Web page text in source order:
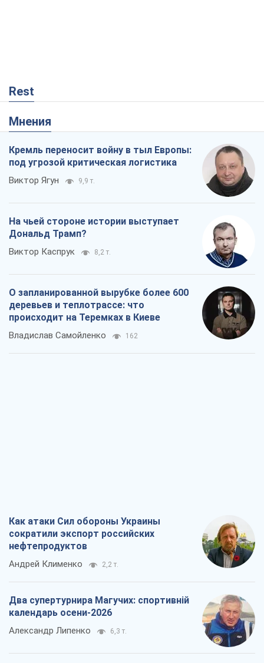
Rest
Мнения
Кремль переносит войну в тыл Европы:
под угрозой критическая логистика
Виктор Ягун 9,9 т.
На чьей стороне истории выступает
Дональд Трамп?
Виктор Каспрук 8,2 т.
О запланированной вырубке более 600
деревьев и теплотрассе: что
происходит на Теремках в Киеве
Владислав Самойленко 162
Как атаки Сил обороны Украины
сократили экспорт российских
нефтепродуктов
Андрей Клименко 2,2 т.
Два супертурнира Магучих: спортивній
календарь осени-2026
Александр Липенко 6,3 т.